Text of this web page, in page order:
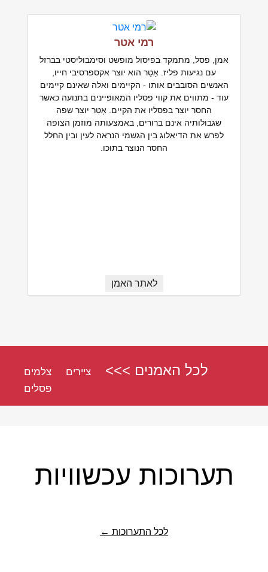
רמי אטר
אמן, פסל, מתמקד בפיסול מופשט וסימבוליסטי בברזל
עם נגיעות פליז. אָטֵר הוא יוצר אקספרסיבי חייו,
האנשים הסובבים אותו - הקיימים ואלה שאינם קיימים
עוד - מתווים את קווי פסליו המאופיינים בתנועה כאשר
החסר יוצר בפסליו את הקיים. אָטֵר יוצר שפה
שגבולותיה אינם ברורים, באמצעותה מוזמן הצופה
לפרש את הדיאלוג בין הגשמי הנראה לעין ובין החלל
החסר הנוצר בתוכו.
לאתר האמן
לכל האמנים >>> ציירים
צלמים
פסלים
תערוכות עכשוויות
לכל התערוכות ←